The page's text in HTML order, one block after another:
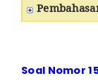
Soal Nomor